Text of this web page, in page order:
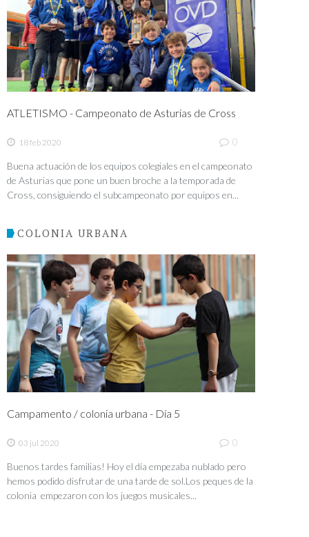
ATLETISMO - Campeonato de Asturias de Cross
18 feb 2020 0
Buena actuación de los equipos colegiales en el campeonato
de Asturias que pone un buen broche a la temporada de
Cross, consiguiendo el subcampeonato por equipos en...
COLONIA URBANA
Campamento / colonia urbana - Día 5
03 jul 2020 0
Buenos tardes familias! Hoy el día empezaba nublado pero
hemos podido disfrutar de una tarde de sol.Los peques de la
colonia empezaron con los juegos musicales...